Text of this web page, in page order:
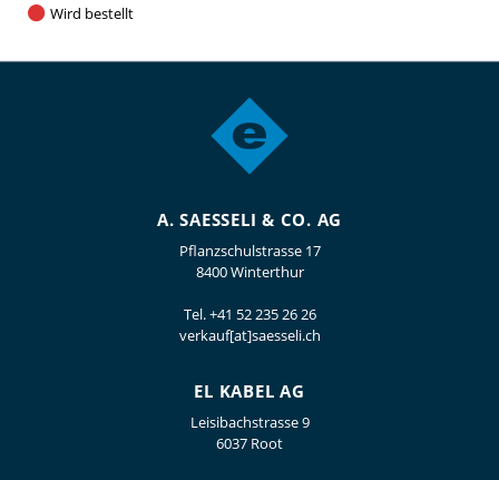
Wird bestellt
A. SAESSELI & CO. AG
Pflanzschulstrasse 17
8400 Winterthur
Tel.+41 52 235 26 26
verkauf[at]saesseli.ch
EL KABEL AG
Leisibachstrasse 9
6037 Root